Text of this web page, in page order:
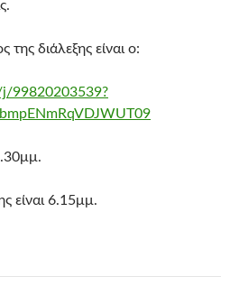
διάλεξης είναι ο:
j/99820203539?
είναι 6.15μμ.